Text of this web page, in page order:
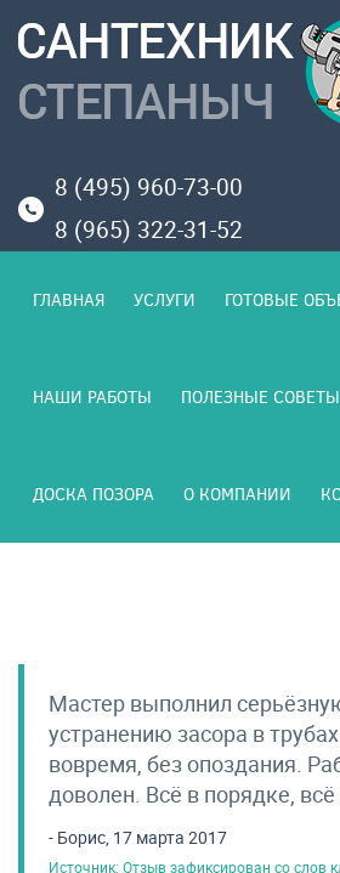
8 (495) 960-73-00
8 (965) 322-31-52
ГЛАВНАЯ УСЛУГИ ГОТОВЫЕ
НАШИ РАБОТЫ ПОЛЕЗНЫЕ СОВЕТЫ
ДОСКА ПОЗОРА О КОМПАНИИ
Мастер выполнил
устранению засора в
вовремя, без опоздания.
доволен. Всё в порядке,
- Борис, 17 марта 2017
Источник: Отзыв зафиксирован со слов